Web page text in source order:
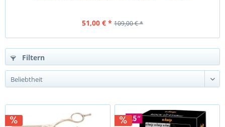
51,00 € * 109,00 € *
Filtern